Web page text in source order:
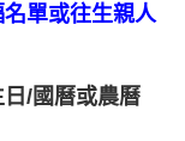
單或往生親人
/國曆或農曆